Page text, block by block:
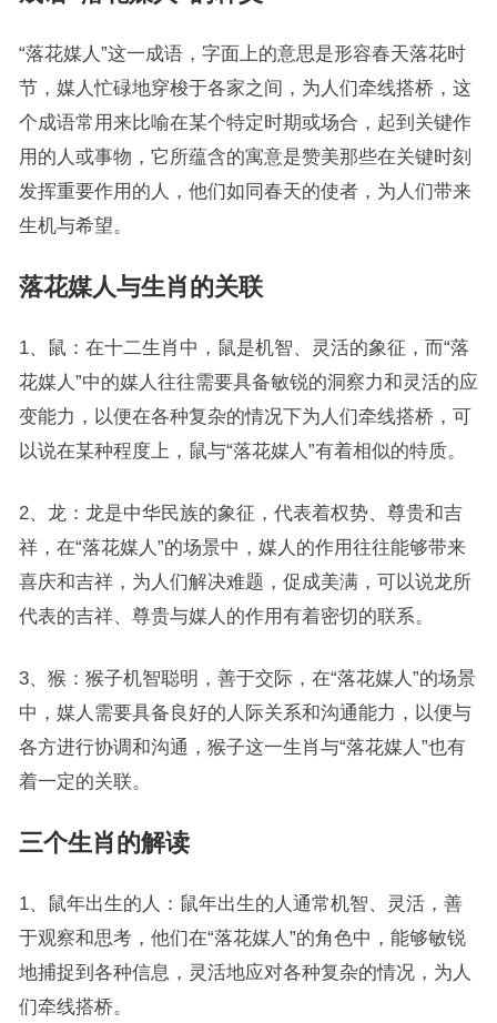
“落花媒人”这一成语，字面上的意思是形容春天落花时
节，媒人忙碌地穿梭于各家之间，为人们牵线搭桥，这
个成语常用来比喻在某个特定时期或场合，起到关键作
用的人或事物，它所蕴含的寓意是赞美那些在关键时刻
发挥重要作用的人，他们如同春天的使者，为人们带来
生机与希望。
落花媒人与生肖的关联
1、鼠：在十二生肖中，鼠是机智、灵活的象征，而“落
花媒人”中的媒人往往需要具备敏锐的洞察力和灵活的应
变能力，以便在各种复杂的情况下为人们牵线搭桥，可
以说在某种程度上，鼠与“落花媒人”有着相似的特质。
2、龙：龙是中华民族的象征，代表着权势、尊贵和吉
祥，在“落花媒人”的场景中，媒人的作用往往能够带来
喜庆和吉祥，为人们解决难题，促成美满，可以说龙所
代表的吉祥、尊贵与媒人的作用有着密切的联系。
3、猴：猴子机智聪明，善于交际，在“落花媒人”的场景
中，媒人需要具备良好的人际关系和沟通能力，以便与
各方进行协调和沟通，猴子这一生肖与“落花媒人”也有
着一定的关联。
三个生肖的解读
1、鼠年出生的人：鼠年出生的人通常机智、灵活，善
于观察和思考，他们在“落花媒人”的角色中，能够敏锐
地捕捉到各种信息，灵活地应对各种复杂的情况，为人
们牵线搭桥。